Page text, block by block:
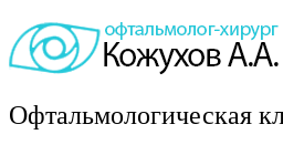
Офтальмологическая